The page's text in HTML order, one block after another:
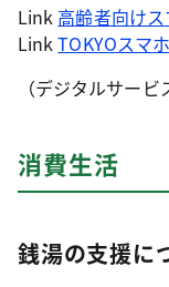
Link 高齢者向け
LinkTOKYOスマ
（デジタルサービ
消費生活
銭湯の支援に